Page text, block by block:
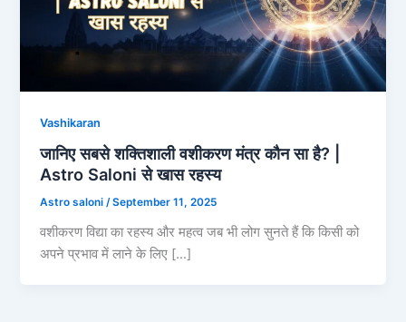
Vashikaran
जानिए सबसे शक्तिशाली वशीकरण मंत्र कौन सा है? |
Astro Saloni से खास रहस्य
Astro saloni/September 11, 2025
वशीकरण विद्या का रहस्य और महत्व जब भी लोग सुनते हैं कि किसी को
अपने प्रभाव में लाने के लिए […]